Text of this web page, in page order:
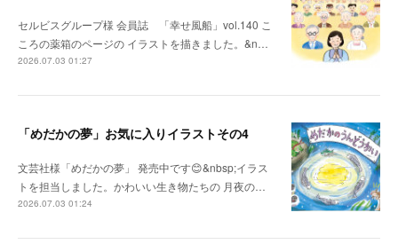
セルビスグループ様 会員誌 「幸せ風船」vol.140 こ
ころの薬箱のページの イラストを描きました。&n…
2026.07.03 01:27
「めだかの夢」お気に入りイラストその4
文芸社様「めだかの夢」 発売中です😊&nbsp;イラス
トを担当しました。かわいい生き物たちの 月夜の…
2026.07.03 01:24